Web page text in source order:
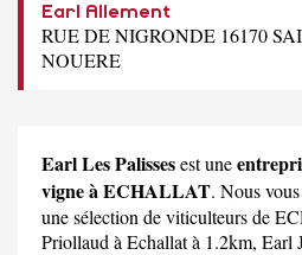
Earl Allement
RUE DE NIGRONDE 16170
NOUERE
Earl Les Palissesest une
vigne à ECHALLAT. Nous
une sélection de viticulteurs de
Priollaud à Echallat à 1.2km, Earl